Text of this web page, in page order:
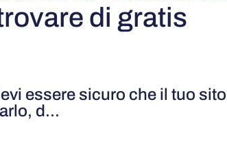
di gratis
essere sicuro che il tuo
d...